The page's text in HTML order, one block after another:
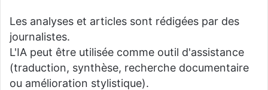
Les analyses et articles sont rédigées par des
journalistes.
L'IA peut être utilisée comme outil d'assistance
(traduction, synthèse, recherche documentaire
ou amélioration stylistique).